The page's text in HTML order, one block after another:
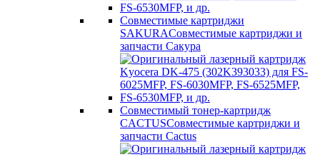
Совместимые картриджи
SAKURAСовместимые картриджи и
запчасти Сакура
Совместимый тонер-картридж
CACTUSСовместимые картриджи и
запчасти Cactus